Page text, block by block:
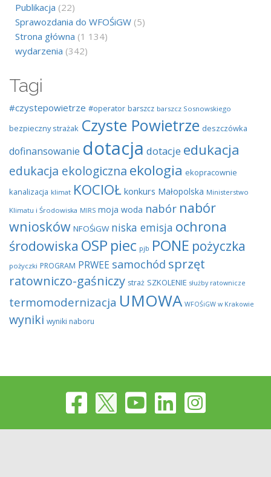
Publikacja (22)
Sprawozdania do WFOŚiGW (5)
Strona główna (1 134)
wydarzenia (342)
Tagi
#czystepowietrze #operator barszcz barszcz Sosnowskiego
bezpieczny strażak Czyste Powietrze deszczówka
dofinansowanie dotacja dotacje edukacja
edukacja ekologiczna ekologia ekopracownie
kanalizacja klimat KOCIOŁ konkurs Małopolska Ministerstwo
Klimatu i Środowiska MIRS moja woda nabór nabór
wniosków NFOŚiGW niska emisja ochrona
środowiska OSP piec pjb PONE pożyczka
pożyczki PROGRAM PRWEE samochód sprzęt
ratowniczo-gaśniczy straż SZKOLENIE służby ratownicze
termomodernizacja UMOWA WFOŚiGW w Krakowie
wyniki wyniki naboru